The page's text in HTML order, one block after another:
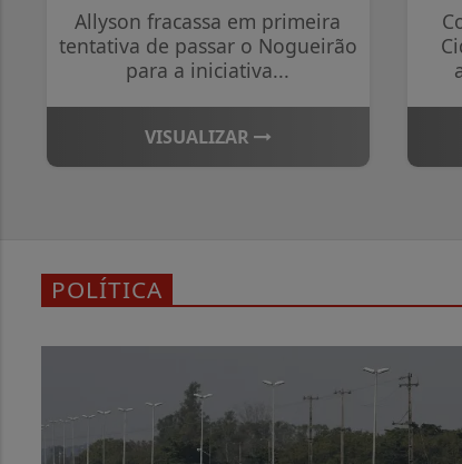
Allyson fracassa em primeira
tentativa de passar o Nogueirão
para a iniciativa...
VISUALIZAR
POLÍTICA